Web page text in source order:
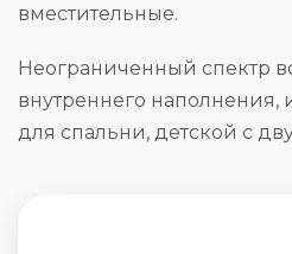
вместительные.
Неограниченный спектр
внутреннего наполнения,
для спальни, детской с